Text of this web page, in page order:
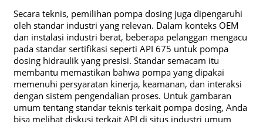
Secara teknis, pemilihan pompa dosing juga dipengaruhi
oleh standar industri yang relevan. Dalam konteks OEM
dan instalasi industri berat, beberapa pelanggan mengacu
pada standar sertifikasi seperti API 675 untuk pompa
dosing hidraulik yang presisi. Standar semacam itu
membantu memastikan bahwa pompa yang dipakai
memenuhi persyaratan kinerja, keamanan, dan interaksi
dengan sistem pengendalian proses. Untuk gambaran
umum tentang standar teknis terkait pompa dosing, Anda
bisa melihat diskusi terkait API di situs industri umum